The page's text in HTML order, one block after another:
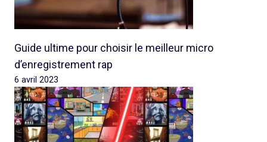
Guide ultime pour choisir le meilleur micro
d’enregistrement rap
6 avril 2023